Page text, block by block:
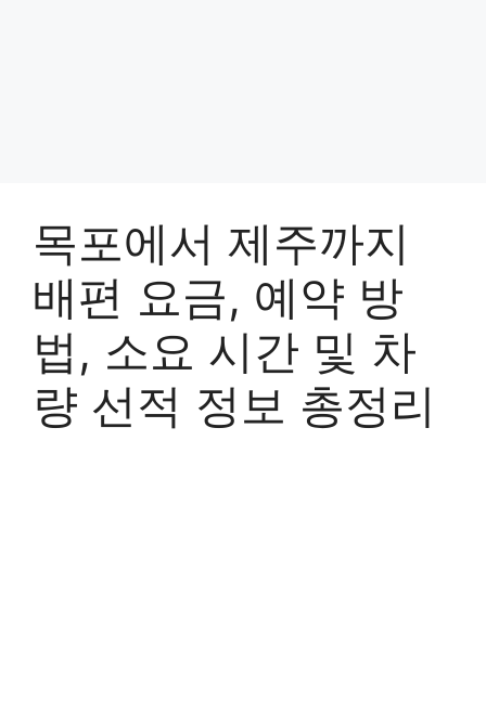
목포에서 제주까지
배편 요금, 예약 방
법, 소요 시간 및 차
량 선적 정보 총정리